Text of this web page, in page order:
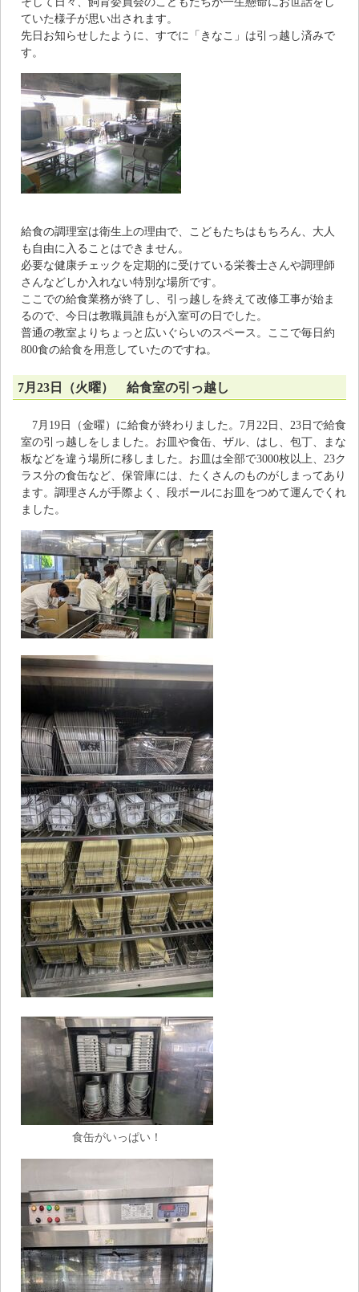
ていた様子が思い出されます。
先日お知らせしたように、すでに「きなこ」は引っ越し済みで
す。
給食の調理室は衛生上の理由で、こどもたちはもちろん、大人
も自由に入ることはできません。
必要な健康チェックを定期的に受けている栄養士さんや調理師
さんなどしか入れない特別な場所です。
ここでの給食業務が終了し、引っ越しを終えて改修工事が始ま
るので、今日は教職員誰もが入室可の日でした。
普通の教室よりちょっと広いぐらいのスペース。ここで毎日約
800食の給食を用意していたのですね。
7月23日（火曜） 給食室の引っ越し
7月19日（金曜）に給食が終わりました。7月22日、23日で給食
室の引っ越しをしました。お皿や食缶、ザル、はし、包丁、まな
板などを違う場所に移しました。お皿は全部で3000枚以上、23ク
ラス分の食缶など、保管庫には、たくさんのものがしまってあり
ます。調理さんが手際よく、段ボールにお皿をつめて運んでくれ
ました。
食缶がいっぱい！